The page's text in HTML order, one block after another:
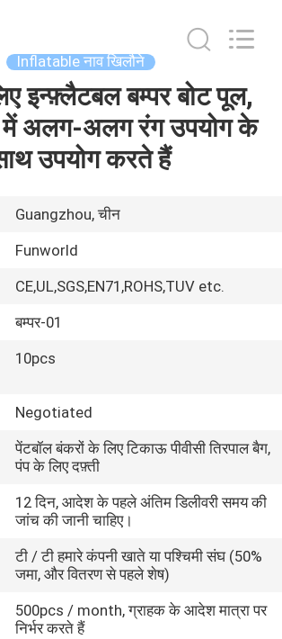
Inflatable नाव खिलौने
इन्फ़्लैटबल बम्पर बोट पूल,
में अलग-अलग रंग उपयोग के
उपयोग करते हैं
Guangzhou, चीन
Funworld
CE,UL,SGS,EN71,ROHS,TUV etc.
बम्पर-01
10pcs
Negotiated
पेंटबॉल बंकरों के लिए टिकाऊ पीवीसी तिरपाल बैग,
पंप के लिए दफ़्ती
12 दिन, आदेश के पहले अंतिम डिलीवरी समय की
जांच की जानी चाहिए।
टी / टी हमारे कंपनी खाते या पश्चिमी संघ (50%
जमा, और वितरण से पहले शेष)
500pcs / month, ग्राहक के आदेश मात्रा पर
निर्भर करते हैं